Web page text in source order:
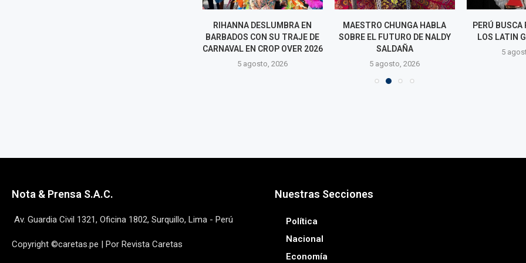
RIHANNA DESLUMBRA EN
BARBADOS CON SU TRAJE DE
CARNAVAL EN CROP OVER 2026
5 agosto, 2026
MAESTRO CHUNGA HABLA
SOBRE EL FUTURO DE NALDY
SALDAÑA
5 agosto, 2026
PERÚ BUSCA
LOS LATIN
5
Nota & Prensa S.A.C.
Av. Guardia Civil 1321, Oficina 1802, Surquillo, Lima - Perú
Copyright ©caretas.pe | Por Revista Caretas
Nuestras Secciones
Política
Nacional
Economía